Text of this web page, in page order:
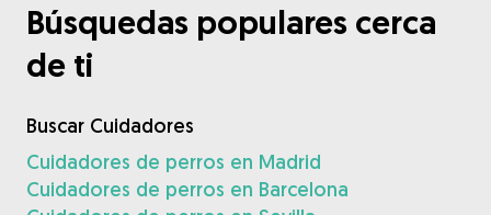
Búsquedas populares cerca
de ti
Buscar Cuidadores
Cuidadores de perros en Madrid
Cuidadores de perros en Barcelona